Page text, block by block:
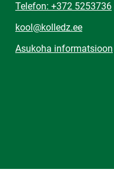
Telefon: +372 5253736
kool@kolledz.ee
Asukoha informatsioon